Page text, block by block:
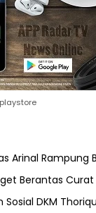
Arinal Rampung
Berantas
DKM